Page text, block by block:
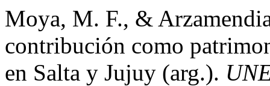
Moya, M. F., &
contribución como
en Salta y Jujuy (arg.).